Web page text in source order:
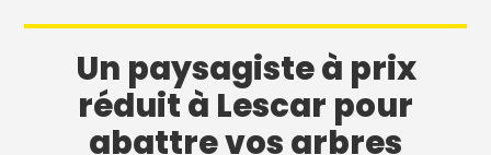
Un paysagiste à prix
réduit à Lescar pour
abattre vos arbres